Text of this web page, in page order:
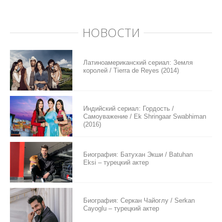
НОВОСТИ
Латиноамериканский сериал: Земля
королей / Tierra de Reyes (2014)
Индийский сериал: Гордость /
Самоуважение / Ek Shringaar Swabhiman
(2016)
Биография: Батухан Экши / Batuhan
Eksi – турецкий актер
Биография: Серкан Чайоглу / Serkan
Cayoglu – турецкий актер